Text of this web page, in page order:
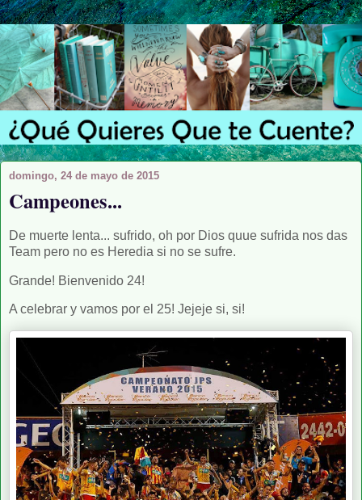
domingo, 24 de mayo de 2015
Campeones...
De muerte lenta... sufrido, oh por Dios quue sufrida nos das
Team pero no es Heredia si no se sufre.
Grande! Bienvenido 24!
A celebrar y vamos por el 25! Jejeje si, si!